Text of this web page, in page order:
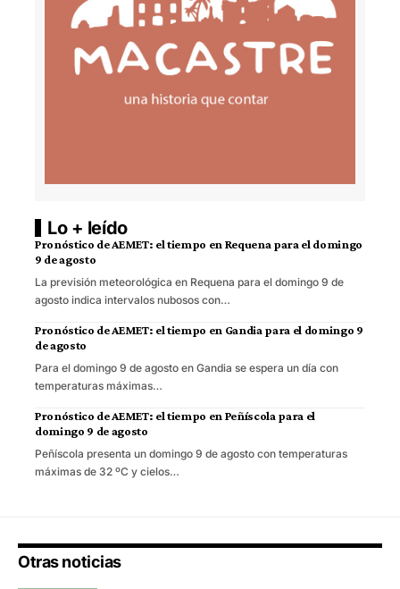
Lo + leído
Pronóstico de AEMET: el tiempo en Requena para el domingo
9 de agosto
La previsión meteorológica en Requena para el domingo 9 de
agosto indica intervalos nubosos con…
Pronóstico de AEMET: el tiempo en Gandia para el domingo 9
de agosto
Para el domingo 9 de agosto en Gandia se espera un día con
temperaturas máximas…
Pronóstico de AEMET: el tiempo en Peñíscola para el
domingo 9 de agosto
Peñíscola presenta un domingo 9 de agosto con temperaturas
máximas de 32 ºC y cielos…
Otras noticias